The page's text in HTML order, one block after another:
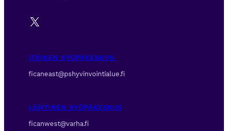
X
ITÄINEN SYÖPÄKESKUS
ficaneast@pshyvinvointialue.fi
LÄNTINEN SYÖPÄKESKUS
ficanwest@varha.fi